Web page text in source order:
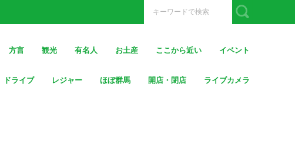
方言 観光 有名人 お土産 ここから近い イベント
ドライブ レジャー ほぼ群馬 開店・閉店 ライブカメラ